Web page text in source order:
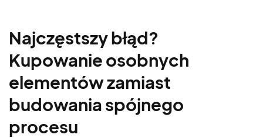
Najczęstszy błąd?
Kupowanie osobnych
elementów zamiast
budowania spójnego
procesu